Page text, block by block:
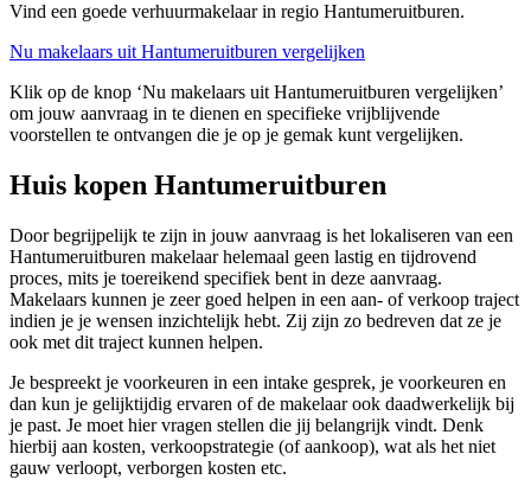
Vind een goede verhuurmakelaar in regio Hantumeruitburen.
Nu makelaars uit Hantumeruitburen vergelijken
Klik op de knop ‘Nu makelaars uit Hantumeruitburen vergelijken’
om jouw aanvraag in te dienen en specifieke vrijblijvende
voorstellen te ontvangen die je op je gemak kunt vergelijken.
Huis kopen Hantumeruitburen
Door begrijpelijk te zijn in jouw aanvraag is het lokaliseren van een
Hantumeruitburen makelaar helemaal geen lastig en tijdrovend
proces, mits je toereikend specifiek bent in deze aanvraag.
Makelaars kunnen je zeer goed helpen in een aan- of verkoop traject
indien je je wensen inzichtelijk hebt. Zij zijn zo bedreven dat ze je
ook met dit traject kunnen helpen.
Je bespreekt je voorkeuren in een intake gesprek, je voorkeuren en
dan kun je gelijktijdig ervaren of de makelaar ook daadwerkelijk bij
je past. Je moet hier vragen stellen die jij belangrijk vindt. Denk
hierbij aan kosten, verkoopstrategie (of aankoop), wat als het niet
gauw verloopt, verborgen kosten etc.